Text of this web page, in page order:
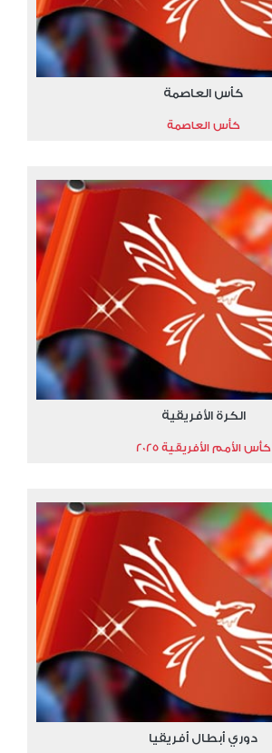
كأس العاصمة
كأس العاصمة
الكرة الأفريقية
كأس الأمم الأفريقية 2025
دوري أبطال أفريقيا